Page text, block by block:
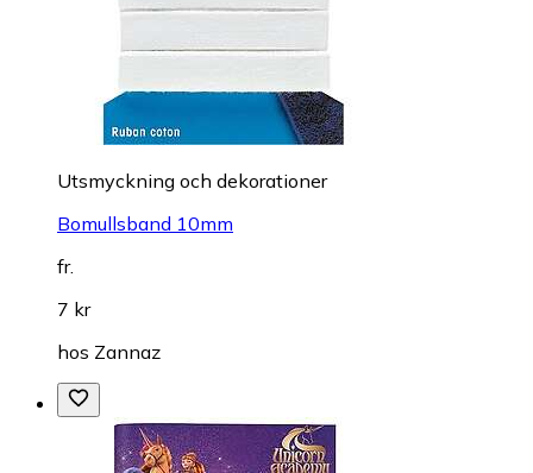
Utsmyckning och dekorationer
Bomullsband 10mm
fr.
7 kr
hos Zannaz